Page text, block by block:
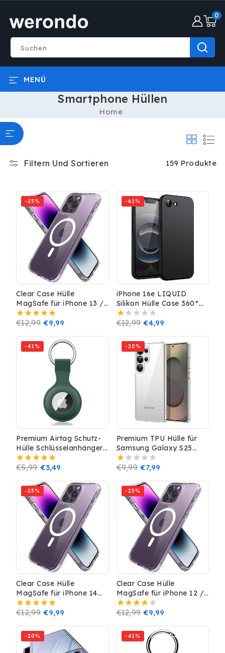
DIREKT
INHALT
Suchen
0
MENÜ
Smartphone Hüllen
Home
Filtern Und Sortieren 159 Produkte
-23%
Clear Case Hülle
MagSafe für iPhone 13 /
14 Schutz Handy Magnet
Normaler
€12,99 Verkaufspreis
€9,99
-61%
iPhone 16e LIQUID
Silikon Hülle Case 360°
Schutz Bumper MagSafe
TPU Kamera Schutz
Normaler
€12,99 Verkaufspreis
€4,99
-41%
Premium Airtag Schutz-
Hülle Schlüsselanhänger
TPU Silikon Case Cover
GPS Tracker Dunkelgrün
Normaler
Preis
€5,99 Verkaufspreis
€3,49
-20%
Premium TPU Hülle für
Samsung Galaxy S25
Ultra Silikon Transparent
Case Tasche
Normaler
Preis
€9,99 Verkaufspreis
€7,99
-23%
Clear Case Hülle
MagSafe für iPhone 14
Pro Schutz Handy
Magnet
Normaler
€12,99 Verkaufspreis
€9,99
-23%
Clear Case Hülle
MagSafe für iPhone 12 /
12 Pro Schutz Handy
Magnet
Normaler
€12,99 Verkaufspreis
€9,99
-20% -41%